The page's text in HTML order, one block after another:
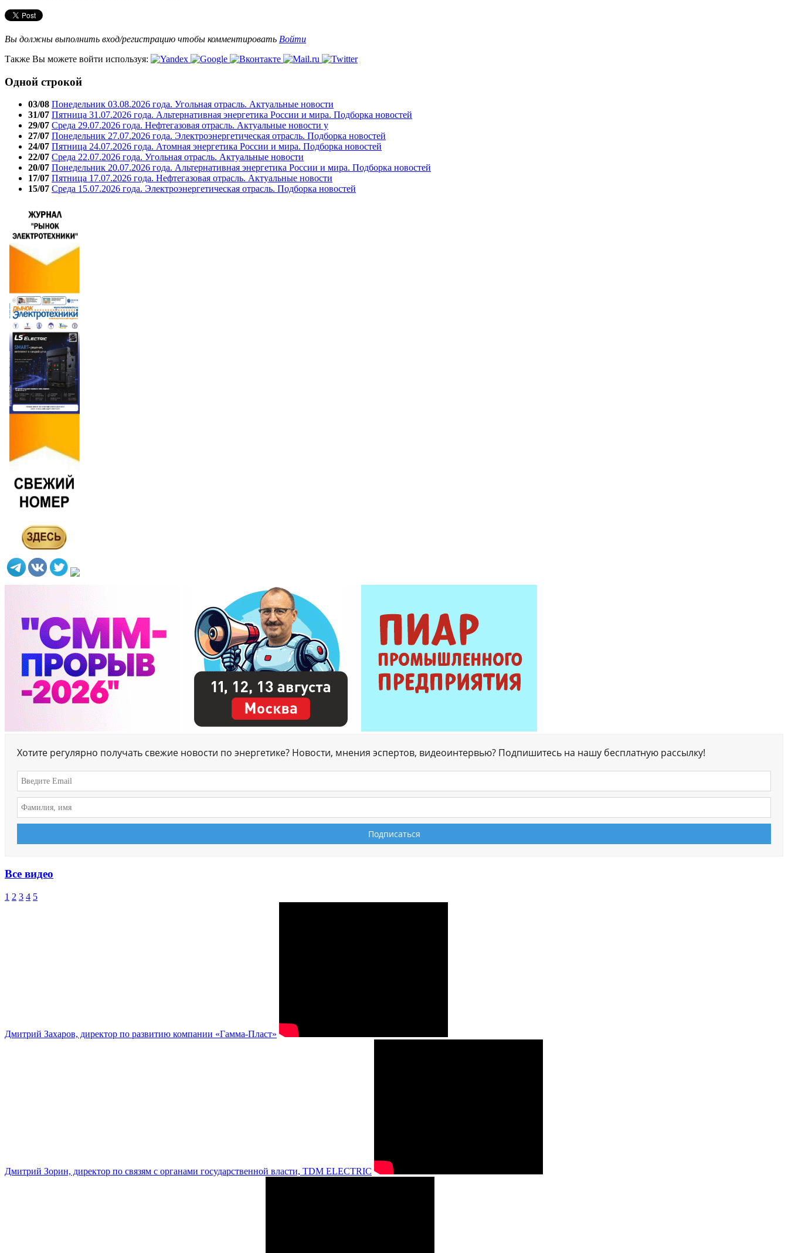
Вы должны выполнить вход/регистрацию чтобы комментировать Войти
Также Вы можете войти используя:
Одной строкой
03/08 Понедельник 03.08.2026 года. Угольная отрасль. Актуальные новости
31/07 Пятница 31.07.2026 года. Альтернативная энергетика России и мира. Подборка новостей
29/07 Среда 29.07.2026 года. Нефтегазовая отрасль. Актуальные новости у
27/07 Понедельник 27.07.2026 года. Электроэнергетическая отрасль. Подборка новостей
24/07 Пятница 24.07.2026 года. Атомная энергетика России и мира. Подборка новостей
22/07 Среда 22.07.2026 года. Угольная отрасль. Актуальные новости
20/07 Понедельник 20.07.2026 года. Альтернативная энергетика России и мира. Подборка новостей
17/07 Пятница 17.07.2026 года. Нефтегазовая отрасль. Актуальные новости
15/07 Среда 15.07.2026 года. Электроэнергетическая отрасль. Подборка новостей
Хотите регулярно получать свежие новости по энергетике? Новости, мнения эспертов, видеоинтервью? Подпишитесь на нашу бесплатную рассылку!
Все видео
1 2 3 4 5
Дмитрий Захаров, директор по развитию компании «Гамма-Пласт»
Дмитрий Зорин, директор по связям с органами государственной власти, TDM ELECTRIC